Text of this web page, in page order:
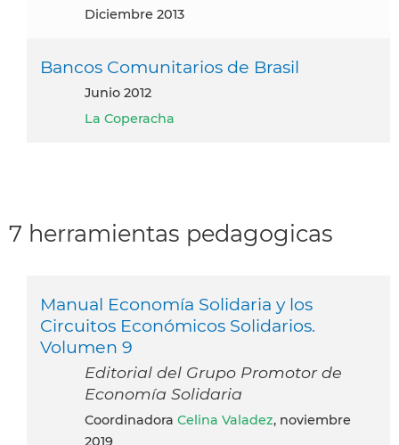
diciembre 2013
Bancos Comunitarios de Brasil
junio 2012
La Coperacha
7 herramientas pedagogicas
Manual Economía Solidaria y los
Circuitos Económicos Solidarios.
Volumen 9
Editorial del Grupo Promotor de
Economía Solidaria
Coordinadora Celina Valadez, noviembre
2019